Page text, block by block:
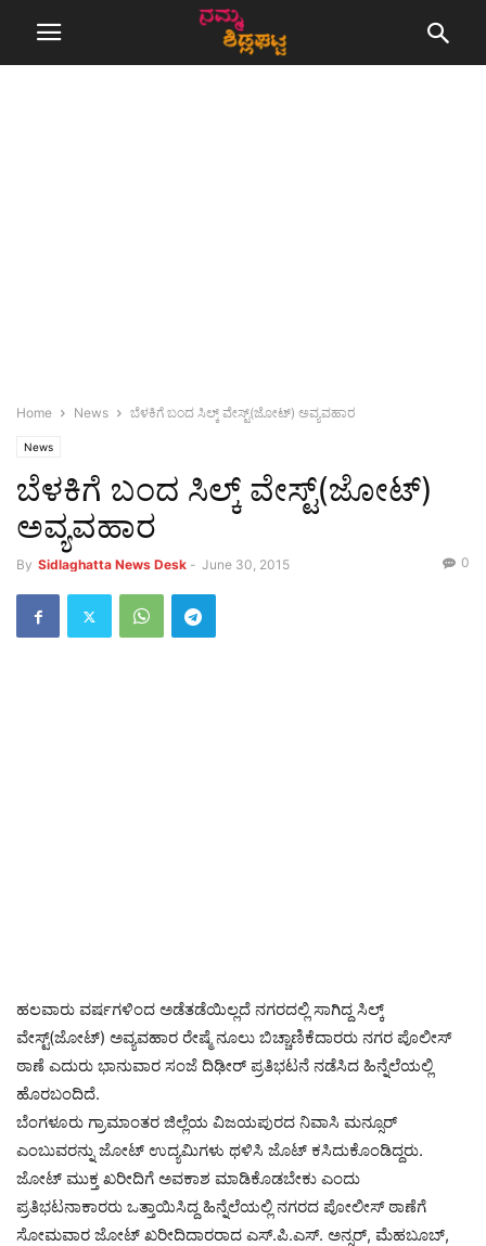
Home News ಬೆಳಕಿಗೆ ಬಂದ ಸಿಲ್ಕ್ ವೇಸ್ಟ್(ಜೋಟ್) ಅವ್ಯವಹಾರ
News
ಬೆಳಕಿಗೆ ಬಂದ ಸಿಲ್ಕ್ ವೇಸ್ಟ್(ಜೋಟ್)
ಅವ್ಯವಹಾರ
By Sidlaghatta News Desk - June 30, 2015 0
ಹಲವಾರು ವರ್ಷಗಳಿಂದ ಅಡೆತಡೆಯಿಲ್ಲದೆ ನಗರದಲ್ಲಿ ಸಾಗಿದ್ದ ಸಿಲ್ಕ್
ವೇಸ್ಟ್(ಜೋಟ್) ಅವ್ಯವಹಾರ ರೇಷ್ಮೆ ನೂಲು ಬಿಚ್ಚಾಣಿಕೆದಾರರು ನಗರ ಪೊಲೀಸ್
ಠಾಣೆ ಎದುರು ಭಾನುವಾರ ಸಂಜೆ ದಿಢೀರ್ ಪ್ರತಿಭಟನೆ ನಡೆಸಿದ ಹಿನ್ನೆಲೆಯಲ್ಲಿ
ಹೊರಬಂದಿದೆ.
ಬೆಂಗಳೂರು ಗ್ರಾಮಾಂತರ ಜಿಲ್ಲೆಯ ವಿಜಯಪುರದ ನಿವಾಸಿ ಮನ್ಸೂರ್
ಎಂಬುವರನ್ನು ಜೋಟ್ ಉದ್ಯಮಿಗಳು ಥಳಿಸಿ ಜೊಟ್ ಕಸಿದುಕೊಂಡಿದ್ದರು.
ಜೋಟ್ ಮುಕ್ತ ಖರೀದಿಗೆ ಅವಕಾಶ ಮಾಡಿಕೊಡಬೇಕು ಎಂದು
ಪ್ರತಿಭಟನಾಕಾರರು ಒತ್ತಾಯಿಸಿದ್ದ ಹಿನ್ನೆಲೆಯಲ್ಲಿ ನಗರದ ಪೋಲೀಸ್ ಠಾಣೆಗೆ
ಸೋಮವಾರ ಜೋಟ್ ಖರೀದಿದಾರರಾದ ಎಸ್.ಪಿ.ಎಸ್. ಅನ್ಸರ್, ಮೆಹಬೂಬ್,